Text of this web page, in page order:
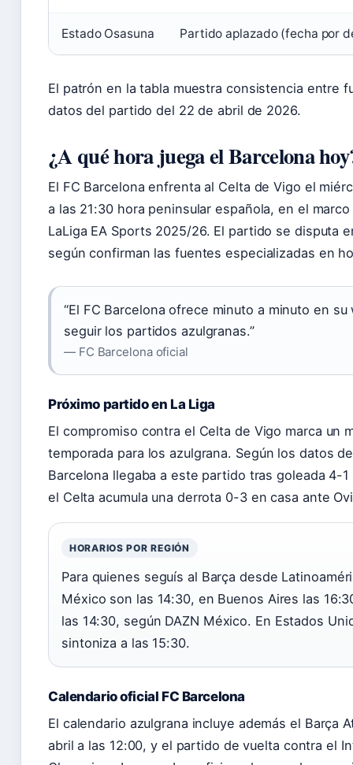
Estado Osasuna Partido aplazado (fecha por
El patrón en la tabla muestra consistencia entre
datos del partido del 22 de abril de 2026.
¿A qué hora juega el Barcelona
El FC Barcelona enfrenta al Celta de Vigo el
a las 21:30 hora peninsular española, en el
LaLiga EA Sports 2025/26. El partido se disputa
según confirman las fuentes especializadas en
“El FC Barcelona ofrece minuto a minuto en
seguir los partidos azulgranas.”
— FC Barcelona oficial
Próximo partido en La Liga
El compromiso contra el Celta de Vigo marca un
temporada para los azulgrana. Según los datos
Barcelona llegaba a este partido tras goleada 4-
el Celta acumula una derrota 0-3 en casa ante
HORARIOS POR REGIÓN
Para quienes seguís al Barça desde
México son las 14:30, en Buenos Aires las
las 14:30, según DAZN México. En Estados
sintoniza a las 15:30.
Calendario oficial FC Barcelona
El calendario azulgrana incluye además el Barça
abril a las 12:00, y el partido de vuelta contra el